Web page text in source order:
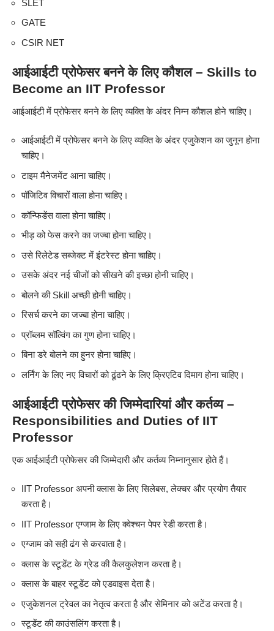
SLET
GATE
CSIR NET
आईआईटी प्रोफेसर बनने के लिए कौशल – Skills to
Become an IIT Professor
आईआईटी में प्रोफेसर बनने के लिए व्यक्ति के अंदर निम्न कौशल होने चाहिए।
आईआईटी में प्रोफेसर बनने के लिए व्यक्ति के अंदर एजुकेशन का जुनून होना
चाहिए।
टाइम मैनेजमेंट आना चाहिए।
पॉजिटिव विचारों वाला होना चाहिए।
कॉन्फिडेंस वाला होना चाहिए।
भीड़ को फेस करने का जज्बा होना चाहिए।
उसे रिलेटेड सब्जेक्ट में इंटरेस्ट होना चाहिए।
उसके अंदर नई चीजों को सीखने की इच्छा होनी चाहिए।
बोलने की Skill अच्छी होनी चाहिए।
रिसर्च करने का जज्बा होना चाहिए।
प्रॉब्लम सॉल्विंग का गुण होना चाहिए।
बिना डरे बोलने का हुनर होना चाहिए।
लर्निंग के लिए नए विचारों को ढूंढने के लिए क्रिएटिव दिमाग होना चाहिए।
आईआईटी प्रोफेसर की जिम्मेदारियां और कर्तव्य –
Responsibilities and Duties of IIT
Professor
एक आईआईटी प्रोफेसर की जिम्मेदारी और कर्तव्य निम्नानुसार होते हैं।
IIT Professor अपनी क्लास के लिए सिलेबस, लेक्चर और प्रयोग तैयार
करता है।
IIT Professor एग्जाम के लिए क्वेश्चन पेपर रेडी करता है।
एग्जाम को सही ढंग से करवाता है।
क्लास के स्टूडेंट के ग्रेड की कैलकुलेशन करता है।
क्लास के बाहर स्टूडेंट को एडवाइस देता है।
एजुकेशनल ट्रेवल का नेतृत्व करता है और सेमिनार को अटेंड करता है।
स्टूडेंट की काउंसलिंग करता है।